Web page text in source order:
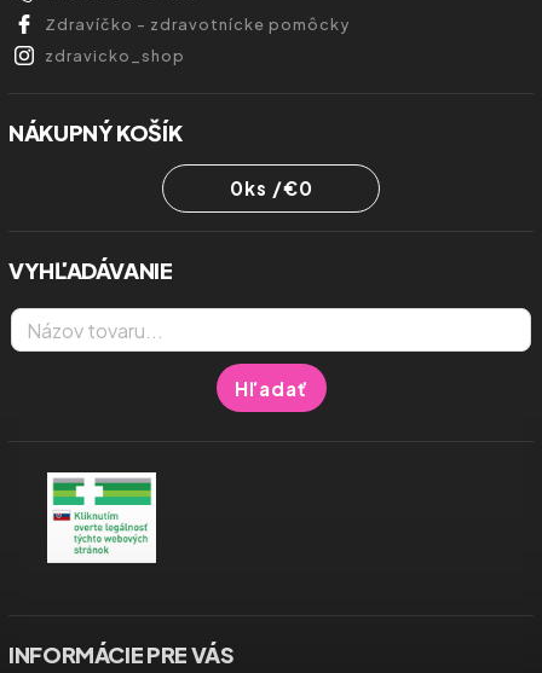
Zdravíčko - zdravotnícke pomôcky
zdravicko_shop
NÁKUPNÝ KOŠÍK
0ks /€0
VYHĽADÁVANIE
Hľadať
INFORMÁCIE PRE VÁS